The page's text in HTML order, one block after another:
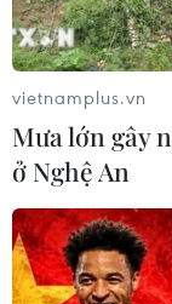
vietnamplus.vn
Mưa lớn gây
ở Nghệ An